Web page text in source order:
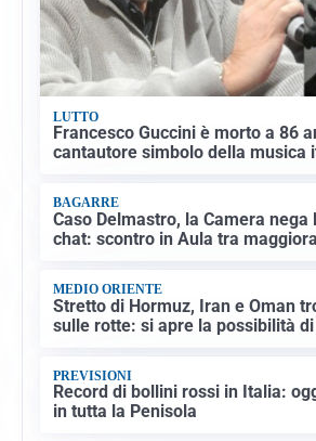
LUTTO
Francesco Guccini è morto a 86
cantautore simbolo della musica
BAGARRE
Caso Delmastro, la Camera nega
chat: scontro in Aula tra
MEDIO ORIENTE
Stretto di Hormuz, Iran e Oman
sulle rotte: si apre la possibilità
PREVISIONI
Record di bollini rossi in Italia:
in tutta la Penisola